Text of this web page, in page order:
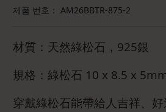
제품 번호： AM26BBTR-875-2
材質：天然綠松石，925銀
規格：綠松石 10 x 8.5 x
穿戴綠松石能帶給人吉祥、